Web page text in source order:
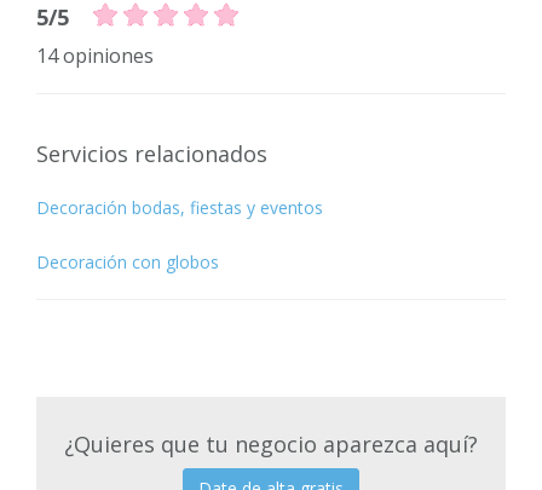
5/5
14 opiniones
Servicios relacionados
Decoración bodas, fiestas y eventos
Decoración con globos
¿Quieres que tu negocio aparezca aquí?